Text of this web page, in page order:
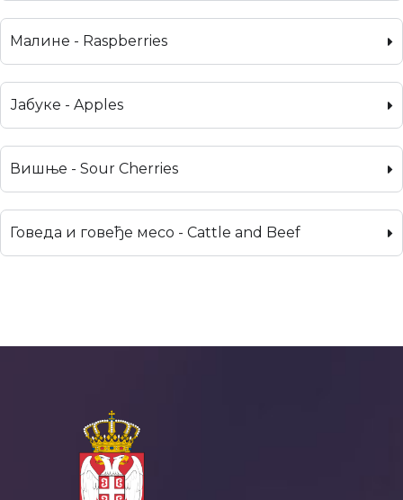
Малине - Raspberries
Јабуке - Apples
Вишње - Sour Cherries
Говеда и говеђе месо - Cattle and Beef